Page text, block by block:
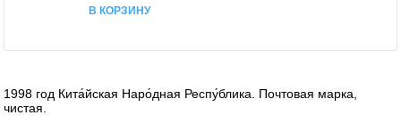
В КОРЗИНУ
1998 год Кита́йская Наро́дная Респу́блика. Почтовая марка,
чистая.